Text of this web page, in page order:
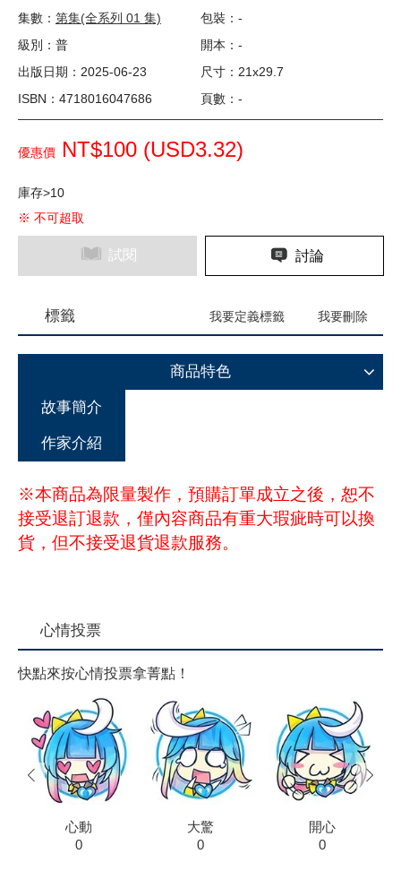
集數： 第集(全系列 01 集)
包裝：-
級別：普
開本：-
出版日期：2025-06-23
尺寸：21x29.7
ISBN：4718016047686
頁數：-
優惠價 NT$100 (USD3.32)
庫存>10
※ 不可超取
試閱 討論
標籤 我要定義標籤 我要刪除
商品特色
故事簡介
作家介紹
※本商品為限量製作，預購訂單成立之後，恕不
接受退訂退款，僅內容商品有重大瑕疵時可以換
貨，但不接受退貨退款服務。
心情投票
快點來按心情投票拿菁點！
心動
0
大驚
0
開心
0
prev next